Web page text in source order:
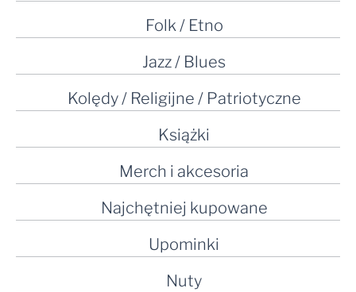
Folk / Etno
Jazz / Blues
Kolędy / Religijne / Patriotyczne
Książki
Merch i akcesoria
Najchętniej kupowane
Upominki
Nuty